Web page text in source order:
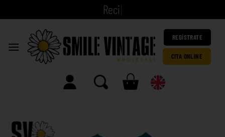
REGÍSTRATE
CITA ONLINE